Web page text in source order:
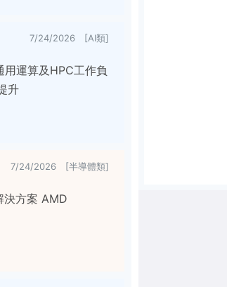
7/24/2026 [AI類]
運算及HPC工作負
升
7/24/2026 [半導體類]
決方案 AMD